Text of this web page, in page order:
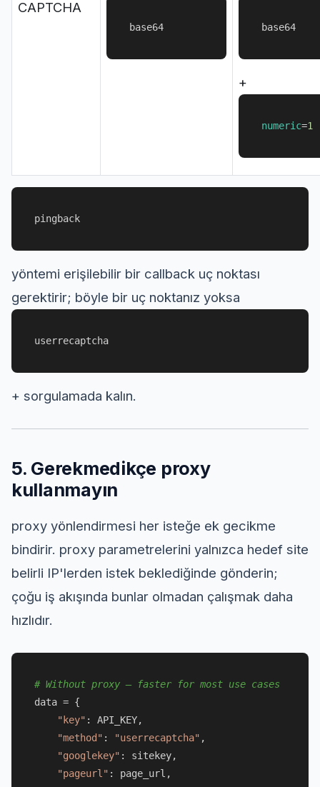
CAPTCHA
base64 base64
+
numeric=1
pingback
yöntemi erişilebilir bir callback uç noktası
gerektirir; böyle bir uç noktanız yoksa
userrecaptcha
+ sorgulamada kalın.
5. Gerekmedikçe proxy
kullanmayın
proxy yönlendirmesi her isteğe ek gecikme
bindirir. proxy parametrelerini yalnızca hedef site
belirli IP'lerden istek beklediğinde gönderin;
çoğu iş akışında bunlar olmadan çalışmak daha
hızlıdır.
# Without proxy — faster for most use cases
data = {
"key" : API_KEY,
"method" : "userrecaptcha" ,
"googlekey" : sitekey,
"pageurl" : page_url,